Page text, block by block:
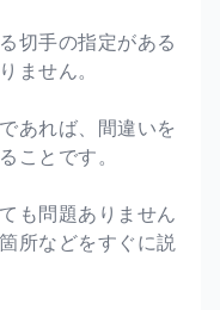
切手の指定がある
ません。
あれば、間違いを
ことです。
も問題ありません
所などをすぐに説